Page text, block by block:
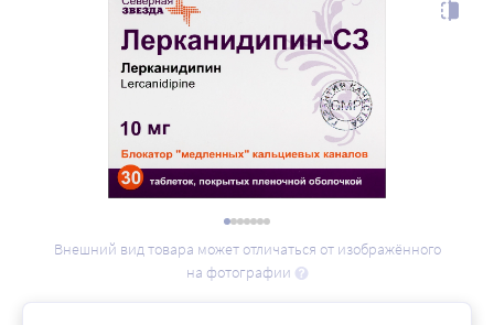
Внешний вид товара может отличаться от изображённого
на фотографии